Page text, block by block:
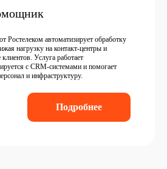
Ростелеком автоматизирует обработку
нагрузку на контакт-центры и
Услуга работает
с CRM-системами и помогает
и инфраструктуру.
Подробнее